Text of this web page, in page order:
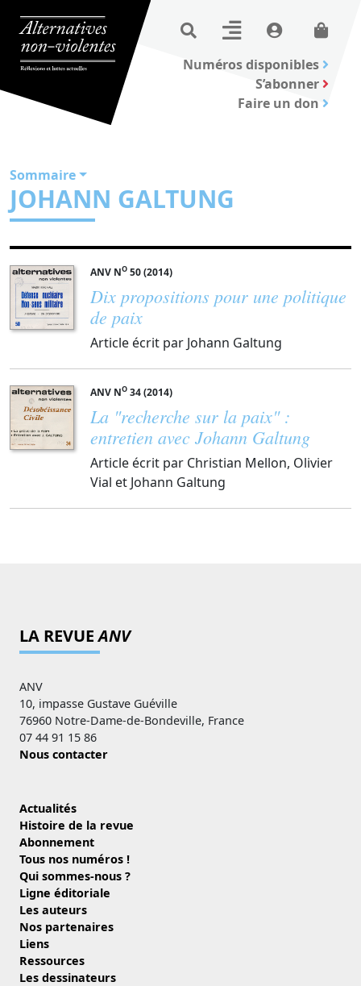
Numéros disponibles
S’abonner
Faire un don
Sommaire
JOHANN GALTUNG
ANV NO 50 (2014)
Dix propositions pour une politique
de paix
Article écrit par Johann Galtung
ANV NO 34 (2014)
La "recherche sur la paix" :
entretien avec Johann Galtung
Article écrit par Christian Mellon, Olivier
Vial et Johann Galtung
LA REVUEANV
ANV
10, impasse Gustave Guéville
76960 Notre-Dame-de-Bondeville, France
07 44 91 15 86
Nous contacter
Actualités
Histoire de la revue
Abonnement
Tous nos numéros !
Qui sommes-nous ?
Ligne éditoriale
Les auteurs
Nos partenaires
Liens
Ressources
Les dessinateurs